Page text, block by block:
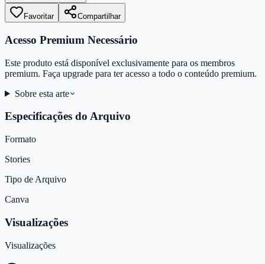
Favoritar Compartilhar
Acesso Premium Necessário
Este produto está disponível exclusivamente para os membros
premium. Faça upgrade para ter acesso a todo o conteúdo premium.
Sobre esta arte
Especificações do Arquivo
Formato
Stories
Tipo de Arquivo
Canva
Visualizações
Visualizações